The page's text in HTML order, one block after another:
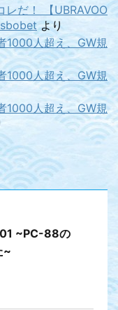
レだ！ 【UBRAVOO
より
1000人超え、GW規
1000人超え、GW規
1000人超え、GW規
~PC-88の
~